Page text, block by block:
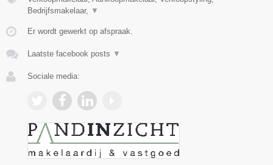
Bedrijfsmakelaar, ▼
Er wordt gewerkt op afspraak.
Laatste facebook posts ▼
Sociale media: